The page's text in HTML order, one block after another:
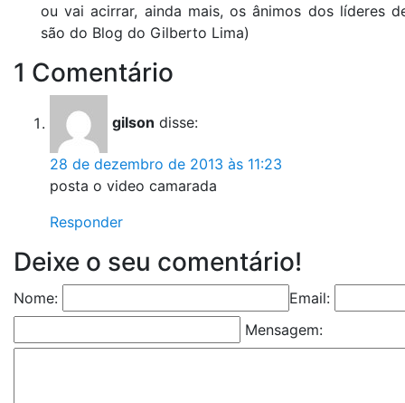
ou vai acirrar, ainda mais, os ânimos dos líderes
são do Blog do Gilberto Lima)
1 Comentário
gilson disse:
28 de dezembro de 2013 às 11:23
posta o video camarada
Responder
Deixe o seu comentário!
Nome:
Email:
Mensagem: